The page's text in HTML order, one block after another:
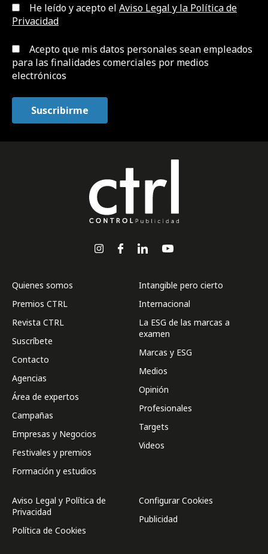
He leído y acepto el Aviso Legal y la Política de
Privacidad
Acepto que mis datos personales sean empleados
para las finalidades comerciales por medios
electrónicos
Quienes somos
Premios CTRL
Revista CTRL
Suscríbete
Contacto
Agencias
Área de expertos
Campañas
Empresas y Negocios
Festivales y premios
Formación y estudios
Intangible pero cierto
Internacional
La ESG de las marcas a
examen
Marcas y ESG
Medios
Opinión
Profesionales
Targets
Videos
Aviso Legal y Política de
Privacidad
Política de Cookies
Configurar Cookies
Publicidad